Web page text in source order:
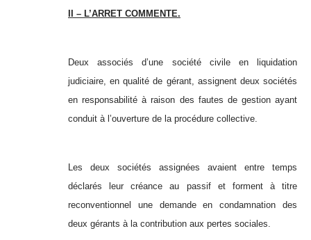
II – L’ARRET COMMENTE.
Deux associés d’une société civile en liquidation
judiciaire, en qualité de gérant, assignent deux sociétés
en responsabilité à raison des fautes de gestion ayant
conduit à l’ouverture de la procédure collective.
Les deux sociétés assignées avaient entre temps
déclarés leur créance au passif et forment à titre
reconventionnel une demande en condamnation des
deux gérants à la contribution aux pertes sociales.